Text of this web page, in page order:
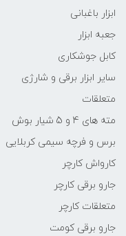
ابزار باغبانی
جعبه ابزار
کابل جوشکاری
سایر ابزار برقی و شارژی
متعلقات
مته های 4 و 5 شیار بوش
برس و فرچه سیمی کربلایی
کارواش کارچر
جارو برقی کارچر
متعلقات کارچر
جارو برقی کومت